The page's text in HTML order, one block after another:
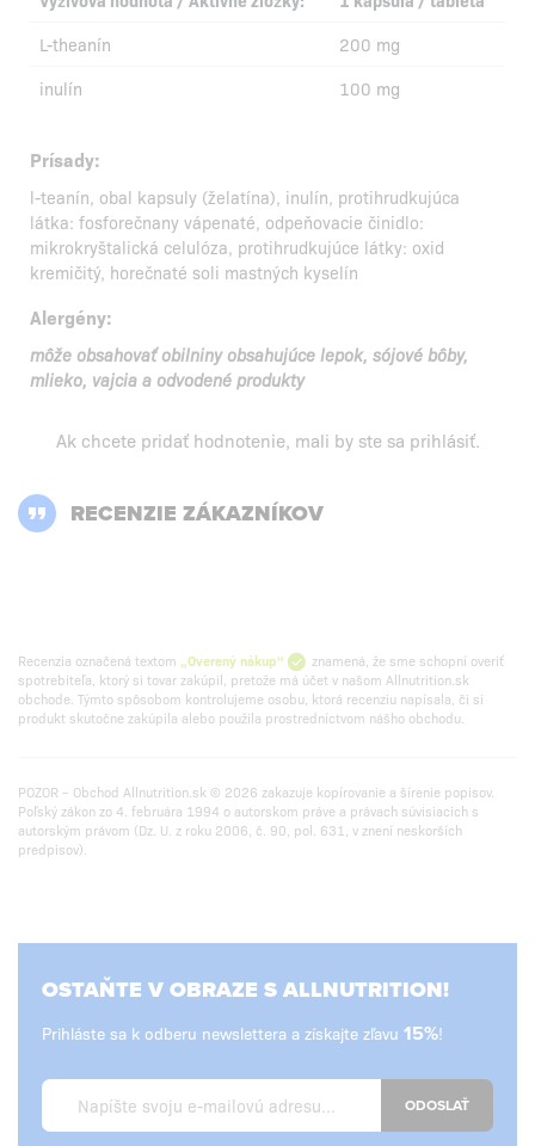
L-theanín
200 mg
inulín
100 mg
Prísady:
l-teanín, obal kapsuly (želatína), inulín, protihrudkujúca
látka: fosforečnany vápenaté, odpeňovacie činidlo:
mikrokryštalická celulóza, protihrudkujúce látky: oxid
kremičitý, horečnaté soli mastných kyselín
Alergény:
môže obsahovať obilniny obsahujúce lepok, sójové bôby,
mlieko, vajcia a odvodené produkty
Ak chcete pridať hodnotenie, mali by ste sa prihlásiť.
RECENZIE ZÁKAZNÍKOV
Recenzia označená textom „Overený nákup“
znamená, že sme schopní overiť
spotrebiteľa, ktorý si tovar zakúpil, pretože má účet v našom Allnutrition.sk
obchode. Týmto spôsobom kontrolujeme osobu, ktorá recenziu napísala, či si
produkt skutočne zakúpila alebo použila prostredníctvom nášho obchodu.
POZOR – Obchod Allnutrition.sk © 2026 zakazuje kopírovanie a šírenie popisov.
Poľský zákon zo 4. februára 1994 o autorskom práve a právach súvisiacich s
autorským právom (Dz. U. z roku 2006, č. 90, pol. 631, v znení neskorších
predpisov).
OSTAŇTE V OBRAZE S ALLNUTRITION!
Prihláste sa k odberu newslettera a získajte zľavu 15%!
ODOSLAŤ